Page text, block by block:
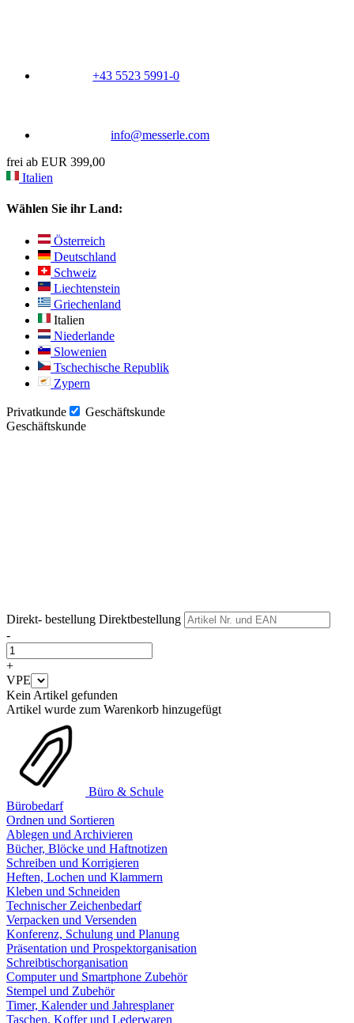
+43 5523 5991-0
info@messerle.com
frei ab EUR 399,00
Italien
Wählen Sie ihr Land:
Österreich
Deutschland
Schweiz
Liechtenstein
Griechenland
Italien
Niederlande
Slowenien
Tschechische Republik
Zypern
Privatkunde
Geschäftskunde
Geschäftskunde
Direkt- bestellung Direktbestellung
-
+
VPE
Kein Artikel gefunden
Artikel wurde zum Warenkorb hinzugefügt
Büro & Schule
Bürobedarf
Ordnen und Sortieren
Ablegen und Archivieren
Bücher, Blöcke und Haftnotizen
Schreiben und Korrigieren
Heften, Lochen und Klammern
Kleben und Schneiden
Technischer Zeichenbedarf
Verpacken und Versenden
Konferenz, Schulung und Planung
Präsentation und Prospektorganisation
Schreibtischorganisation
Computer und Smartphone Zubehör
Stempel und Zubehör
Timer, Kalender und Jahresplaner
Taschen, Koffer und Lederwaren